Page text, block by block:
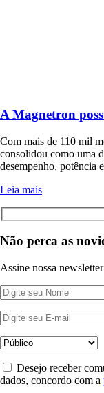
A Magnetron
Com mais de 110 mil
consolidou como uma
desempenho, potência
Leia mais
Não perca as
Assine nossa newsletter
Desejo receber
dados, concordo com a